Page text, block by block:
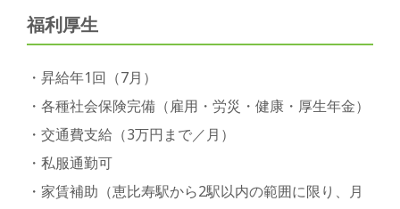
福利厚生
・昇給年1回（7月）
・各種社会保険完備（雇用・労災・健康・厚生年金）
・交通費支給（3万円まで／月）
・私服通勤可
・家賃補助（恵比寿駅から2駅以内の範囲に限り、月